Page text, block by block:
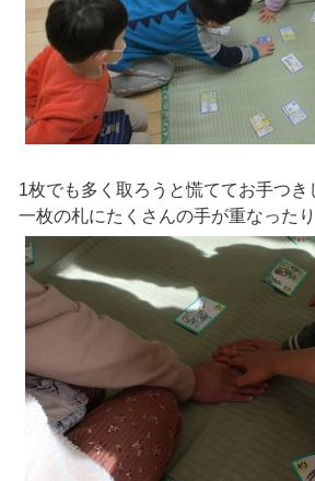
1枚でも多く取ろうと慌ててお手つき
一枚の札にたくさんの手が重なった